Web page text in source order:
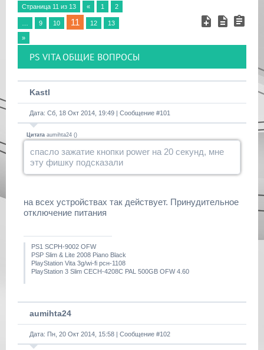
Страница 11 из 13 « 1 2
9 10 11 12 13
»
PS VITA ОБЩИЕ ВОПРОСЫ
Kastl
Дата: Сб, 18 Окт 2014, 19:49 | Сообщение #101
Цитата aumihta24 ()
спасло зажатие кнопки power на 20 секунд, мне
эту фишку подсказали
на всех устройствах так действует. Принудительное
отключение питания
PS1 SCPH-9002 OFW
PSP Slim & Lite 2008 Piano Black
PlayStation Vita 3g/wi-fi рсн-1108
PlayStation 3 Slim CECH-4208C PAL 500GB OFW 4.60
aumihta24
Дата: Пн, 20 Окт 2014, 15:58 | Сообщение #102